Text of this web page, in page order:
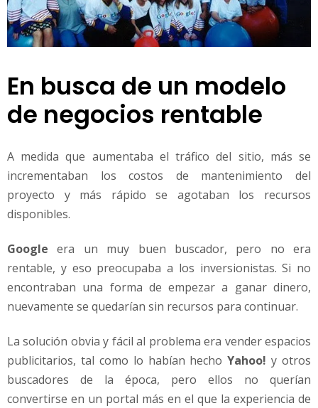
En busca de un modelo
de negocios rentable
A medida que aumentaba el tráfico del sitio, más se
incrementaban los costos de mantenimiento del
proyecto y más rápido se agotaban los recursos
disponibles.
Google era un muy buen buscador, pero no era
rentable, y eso preocupaba a los inversionistas. Si no
encontraban una forma de empezar a ganar dinero,
nuevamente se quedarían sin recursos para continuar.
La solución obvia y fácil al problema era vender espacios
publicitarios, tal como lo habían hechoYahoo! y otros
buscadores de la época, pero ellos no querían
convertirse en un portal más en el que la experiencia de